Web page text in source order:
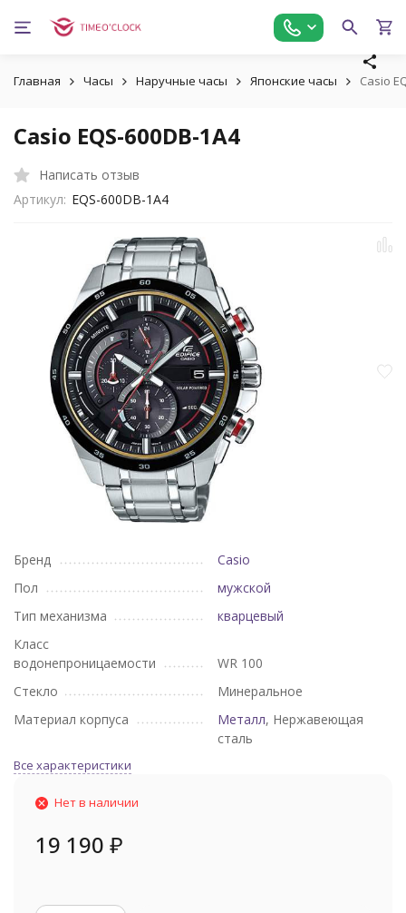
Главная Часы Наручные часы Японские часы Casio
Casio EQS-600DB-1A4
Написать отзыв
Артикул: EQS-600DB-1A4
Бренд
Casio
Пол
мужской
Тип механизма
кварцевый
Класс
водонепроницаемости
WR 100
Стекло
Минеральное
Материал корпуса
Металл, Нержавеющая
сталь
Все характеристики
Нет в наличии
19 190 ₽